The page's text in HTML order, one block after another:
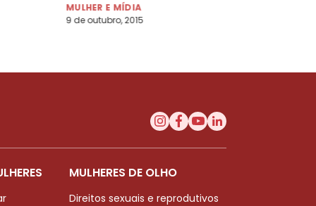
MULHER E MÍDIA
9 de outubro, 2015
MULHERES DE OLHO
Direitos sexuais e reprodutivos